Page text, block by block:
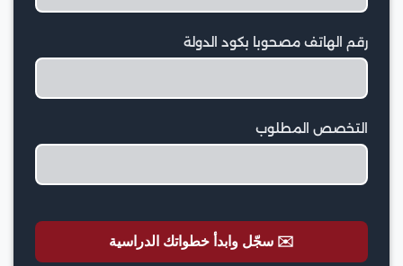
رقم الهاتف مصحوبا بكود الدولة
التخصص المطلوب
✉️ سجّل وابدأ خطواتك الدراسية